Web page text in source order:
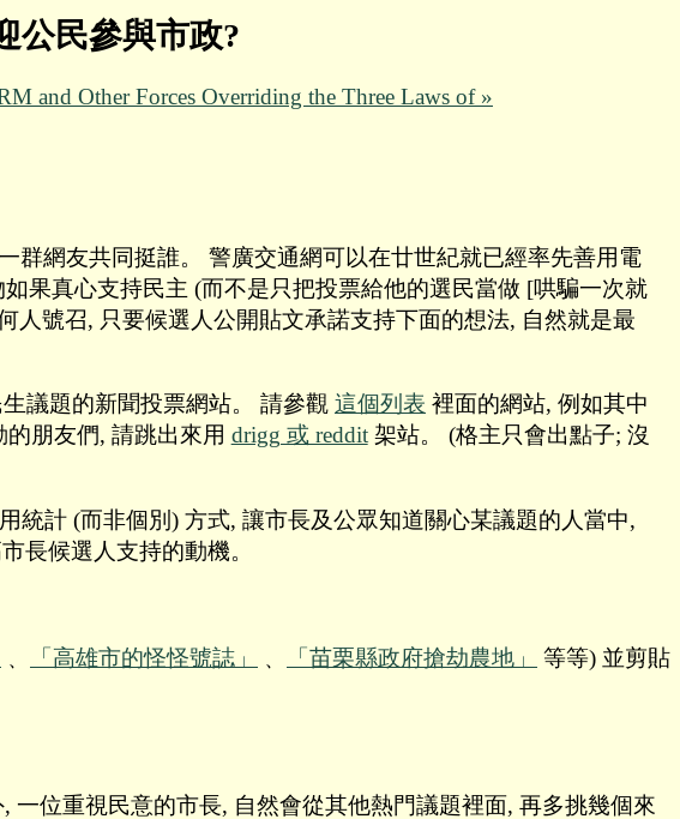
公民參與市政?
and Other Forces Overriding the Three Laws of »
群網友共同挺誰。 警廣交通網可以在廿世紀就已經率先善用電
果真心支持民主 (而不是只把投票給他的選民當做 [哄騙一次就
號召, 只要候選人公開貼文承諾支持下面的想法, 自然就是最
議題的新聞投票網站。 請參觀 這個列表 裡面的網站, 例如其中
朋友們, 請跳出來用 drigg 或 reddit架站。 (格主只會出點子; 沒
統計 (而非個別) 方式, 讓市長及公眾知道關心某議題的人當中,
長候選人支持的動機。
﹑ 「高雄市的怪怪號誌」 ﹑ 「苗栗縣政府搶劫農地」
等等) 並剪貼
位重視民意的市長, 自然會從其他熱門議題裡面, 再多挑幾個來